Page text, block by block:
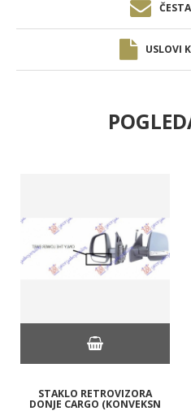
USLOVI
STAKLO RETROVIZORA
DONJE CARGO (KONVEKSN